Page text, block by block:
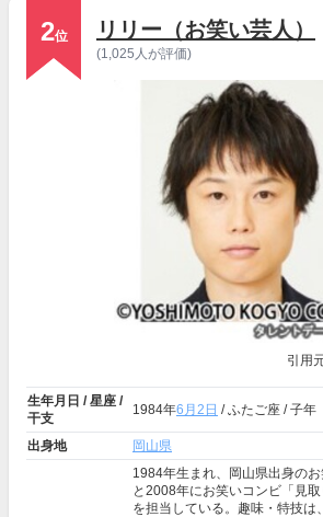
2位 リリー（お笑い芸人）
(1,025人が評価)
引用
生年月日 / 星座 /
干支
1984年6月2日 / ふたご座 / 子年
出身地
岡山県
1984年生まれ、岡山県出身の
と2008年にお笑いコンビ「見
を担当している。趣味・特技は